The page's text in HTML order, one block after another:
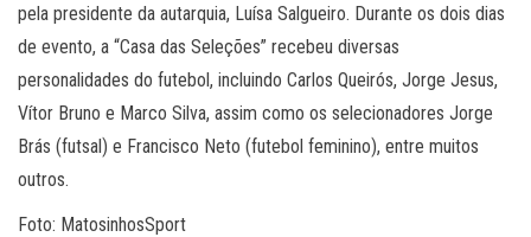
pela presidente da autarquia, Luísa Salgueiro. Durante os dois dias
de evento, a “Casa das Seleções” recebeu diversas
personalidades do futebol, incluindo Carlos Queirós, Jorge Jesus,
Vítor Bruno e Marco Silva, assim como os selecionadores Jorge
Brás (futsal) e Francisco Neto (futebol feminino), entre muitos
outros.
Foto: MatosinhosSport